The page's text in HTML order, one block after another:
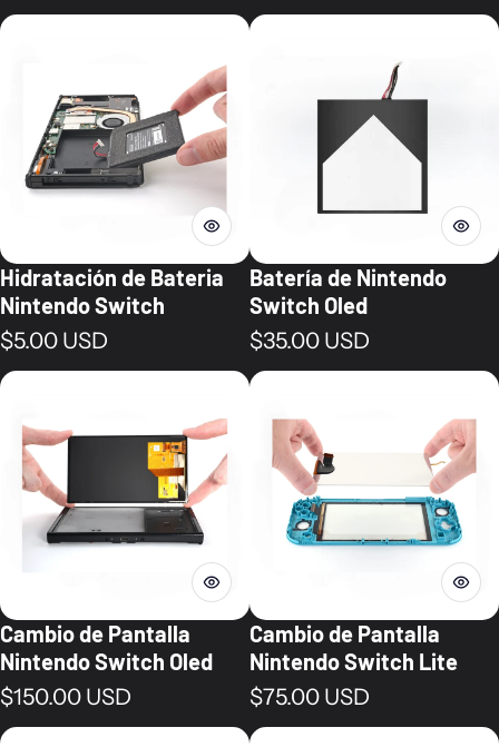
Hidratación de Bateria
Nintendo Switch
Precio normal
$5.00 USD
Batería de Nintendo
Switch Oled
Precio normal
$35.00 USD
Cambio de Pantalla
Nintendo Switch Oled
Precio normal
$150.00 USD
Cambio de Pantalla
Nintendo Switch Lite
Precio normal
$75.00 USD